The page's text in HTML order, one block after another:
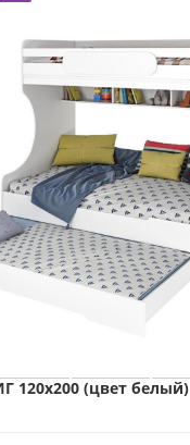
120х200 (цвет белый)